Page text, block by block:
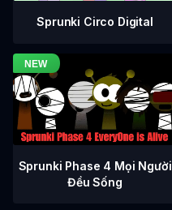
Sprunki Circo Digital
Sprunki Phase 4 Mọi Người
Đều Sống